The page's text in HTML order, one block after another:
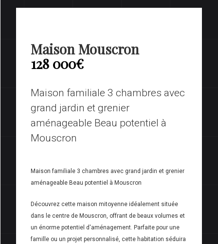
Maison Mouscron
128 000€
Maison familiale 3 chambres avec
grand jardin et grenier
aménageable Beau potentiel à
Mouscron
Maison familiale 3 chambres avec grand jardin et grenier
aménageable Beau potentiel à Mouscron
Découvrez cette maison mitoyenne idéalement située
dans le centre de Mouscron, offrant de beaux volumes et
un énorme potentiel d'aménagement. Parfaite pour une
famille ou un projet personnalisé, cette habitation séduira